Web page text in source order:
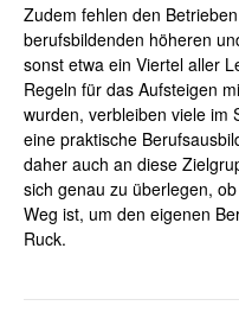
Zudem fehlen den
berufsbildenden höheren
sonst etwa ein Viertel aller
Regeln für das Aufsteigen
wurden, verbleiben viele im
eine praktische
daher auch an diese
sich genau zu überlegen,
Weg ist, um den eigenen
Ruck.